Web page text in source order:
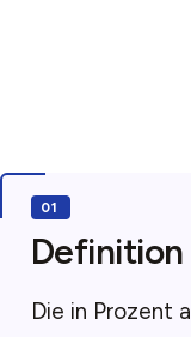
Definition
Die in Prozent